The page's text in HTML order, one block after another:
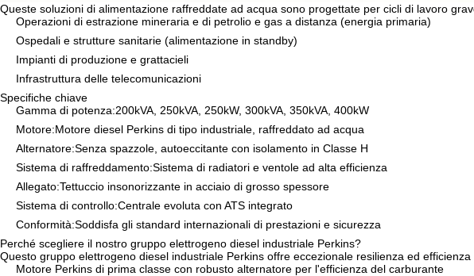
Queste soluzioni di alimentazione raffreddate ad acqua sono progettate per cicli di lavoro
Operazioni di estrazione mineraria e di petrolio e gas a distanza (energia primaria)
Ospedali e strutture sanitarie (alimentazione in standby)
Impianti di produzione e grattacieli
Infrastruttura delle telecomunicazioni
Specifiche chiave
Gamma di potenza:200kVA, 250kVA, 250kW, 300kVA, 350kVA, 400kW
Motore:Motore diesel Perkins di tipo industriale, raffreddato ad acqua
Alternatore:Senza spazzole, autoeccitante con isolamento in Classe H
Sistema di raffreddamento:Sistema di radiatori e ventole ad alta efficienza
Allegato:Tettuccio insonorizzante in acciaio di grosso spessore
Sistema di controllo:Centrale evoluta con ATS integrato
Conformità:Soddisfa gli standard internazionali di prestazioni e sicurezza
Perché scegliere il nostro gruppo elettrogeno diesel industriale Perkins?
Questo gruppo elettrogeno diesel industriale Perkins offre eccezionale resilienza ed efficienza
Motore Perkins di prima classe con robusto alternatore per l'efficienza del carburante